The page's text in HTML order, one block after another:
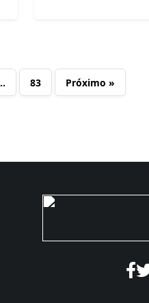
83 Próximo »